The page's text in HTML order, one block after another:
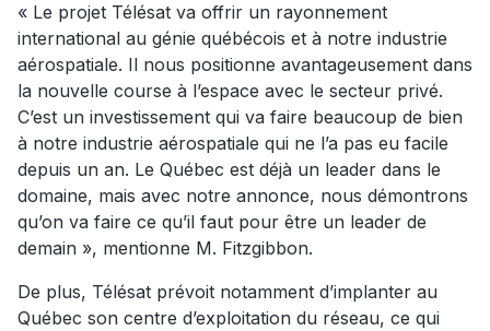
« Le projet Télésat va offrir un rayonnement
international au génie québécois et à notre industrie
aérospatiale. Il nous positionne avantageusement dans
la nouvelle course à l’espace avec le secteur privé.
C’est un investissement qui va faire beaucoup de bien
à notre industrie aérospatiale qui ne l’a pas eu facile
depuis un an. Le Québec est déjà un leader dans le
domaine, mais avec notre annonce, nous démontrons
qu’on va faire ce qu’il faut pour être un leader de
demain », mentionne M. Fitzgibbon.
De plus, Télésat prévoit notamment d’implanter au
Québec son centre d’exploitation du réseau, ce qui